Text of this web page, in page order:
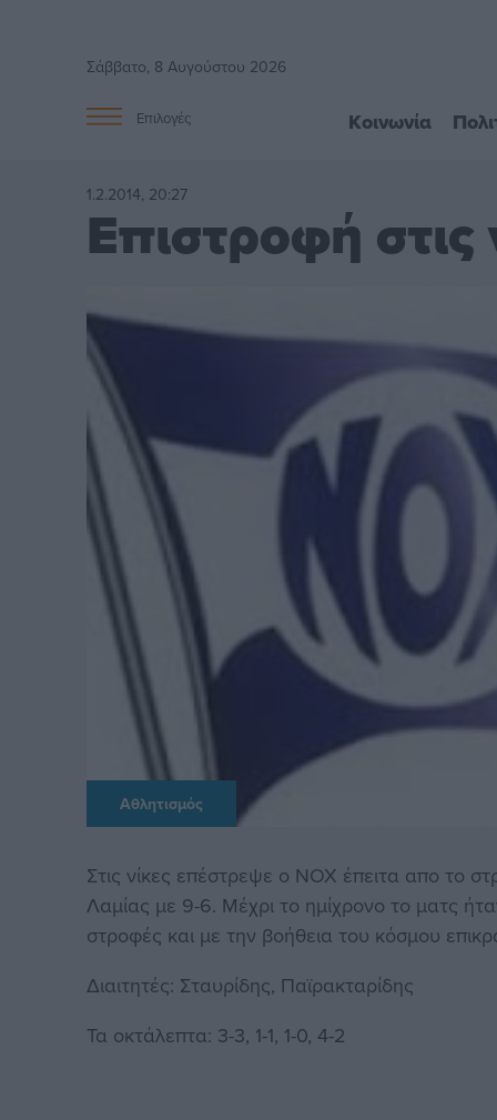
Σάββατο, 8 Αυγούστου 2026
Επιλογές Κοινωνία
1.2.2014, 20:27
Επιστροφή στις
Αθλητισμός
Στις νίκες επέστρεψε ο ΝΟΧ έπειτα απο το
Λαμίας με 9-6. Μέχρι το ημίχρονο το ματς
στροφές και με την βοήθεια του κόσμου
Διαιτητές: Σταυρίδης, Παϊρακταρίδης
Τα οκτάλεπτα: 3-3, 1-1, 1-0, 4-2